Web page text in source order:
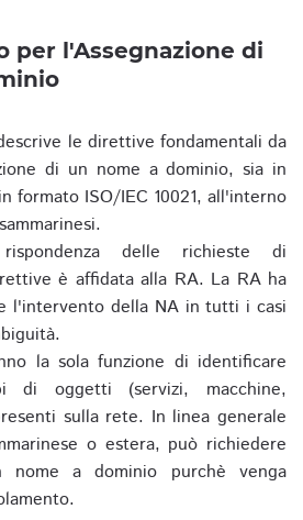
per l'Assegnazione di
le direttive fondamentali da
di un nome a dominio, sia in
formato ISO/IEC 10021, all'interno
delle richieste di
è affidata alla RA. La RA ha
l'intervento della NA in tutti i casi
la sola funzione di identificare
di oggetti (servizi, macchine,
sulla rete. In linea generale
o estera, può richiedere
nome a dominio purchè venga